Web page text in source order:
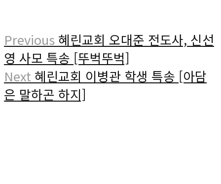
Previous 혜린교회 오대준 전도사, 신선
영 사모 특송 [뚜벅뚜벅]
Next 혜린교회 이병관 학생 특송 [아담
은 말하곤 하지]